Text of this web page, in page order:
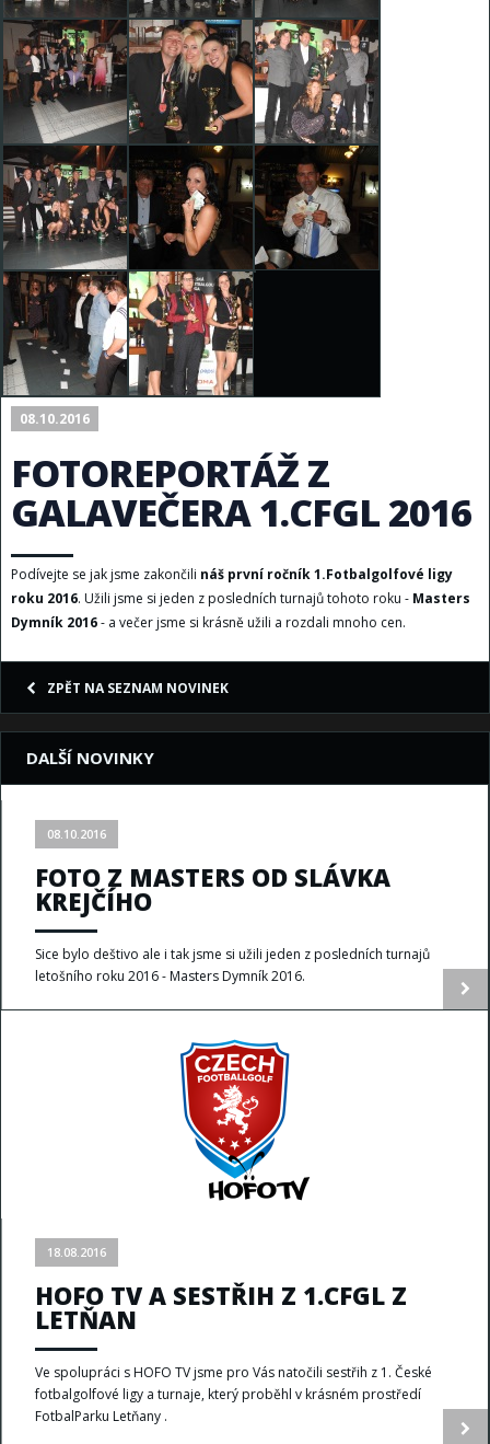
08.10.2016
FOTOREPORTÁŽ Z
GALAVEČERA 1.CFGL 2016
Podívejte se jak jsme zakončili náš první ročník 1.Fotbalgolfové ligy
roku 2016. Užili jsme si jeden z posledních turnajů tohoto roku - Masters
Dymník 2016- a večer jsme si krásně užili a rozdali mnoho cen.
ZPĚT NA SEZNAM NOVINEK
DALŠÍ NOVINKY
08.10.2016
FOTO Z MASTERS OD SLÁVKA
KREJČÍHO
Sice bylo deštivo ale i tak jsme si užili jeden z posledních turnajů
letošního roku 2016 - Masters Dymník 2016.
18.08.2016
HOFO TV A SESTŘIH Z 1.CFGL Z
LETŇAN
Ve spolupráci s HOFO TV jsme pro Vás natočili sestřih z 1. České
fotbalgolfové ligy a turnaje, který proběhl v krásném prostředí
FotbalParku Letňany .